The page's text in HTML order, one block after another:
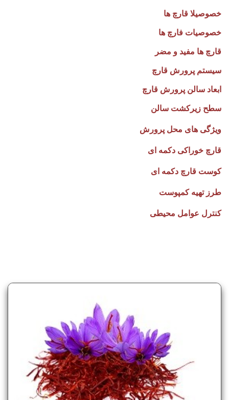
خصوصیلا قارچ ها
خصوصیات فارچ ها
قارچ ها مفید و مضر
سیستم پرورش قارچ
ابعاد سالن پرورش قارچ
سطح زیرکشت سالن
ویژگی های محل پرورش
قارچ خوراکی دکمه ای
کوست قارچ دکمه ای
طرز تهیه کمپوست
کنترل عوامل محیطی